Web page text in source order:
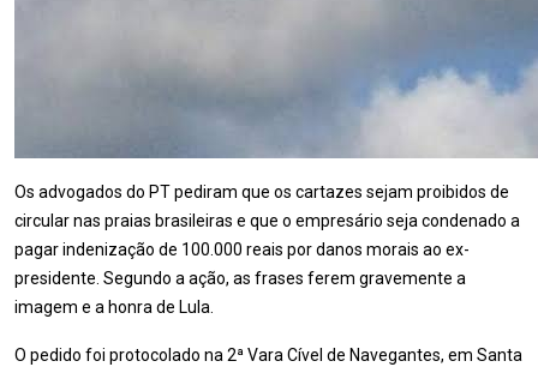
Os advogados do PT pediram que os cartazes sejam proibidos de
circular nas praias brasileiras e que o empresário seja condenado a
pagar indenização de 100.000 reais por danos morais ao ex-
presidente. Segundo a ação, as frases ferem gravemente a
imagem e a honra de Lula.
O pedido foi protocolado na 2ª Vara Cível de Navegantes, em Santa